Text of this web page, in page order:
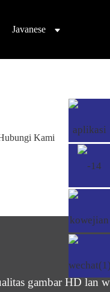
Javanese
Kami
gambar HD lan